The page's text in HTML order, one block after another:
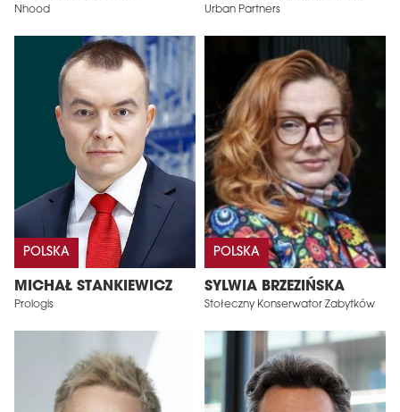
Nhood Urban Partners
POLSKA
MICHAŁ STANKIEWICZ
Prologis
POLSKA
SYLWIA BRZEZIŃSKA
Stołeczny Konserwator Zabytków